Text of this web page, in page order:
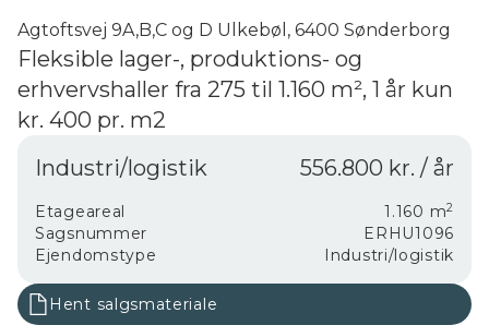
Agtoftsvej 9A,B,C og D Ulkebøl, 6400 Sønderborg
Fleksible lager-, produktions- og
erhvervshaller fra 275 til 1.160 m², 1 år kun
kr. 400 pr. m2
udbydes nu 4 præsentable og veldisponerede lager-,
A, B, C og D. Ejendommen er centralt beliggende tæt
ved Center Øst og med nem adgang til
motorvejsnettet, hvilket giver optimale forhold for
Lejemålene kan tilpasses virksomhedens behov og
Industri/logistik 556.800 kr. / år
Etageareal 1.160 m2
Sagsnummer
ERHU1096
Ejendomstype
Industri/logistik
Hent salgsmateriale